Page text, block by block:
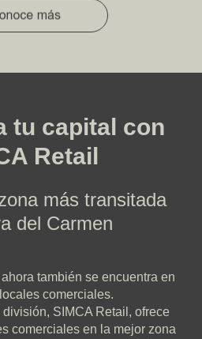
tu capital con
Retail
más transitada
del Carmen
también se encuentra en
comerciales.
SIMCA Retail, ofrece
comerciales en la mejor zona